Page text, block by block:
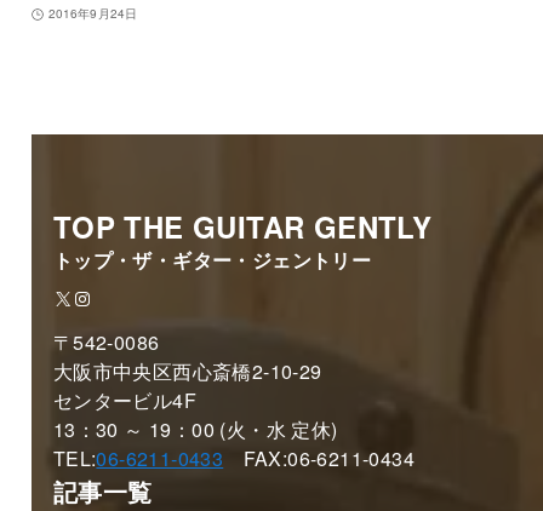
2016年9月24日
TOP THE GUITAR GENTLY
トップ・ザ・ギター・ジェントリー
X Instagram
〒542-0086
大阪市中央区西心斎橋2-10-29
センタービル4F
13：30 ～ 19：00 (火・水 定休)
TEL:06-6211-0433 FAX:06-6211-0434
記事一覧